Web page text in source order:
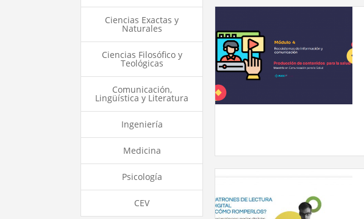
Ciencias Exactas y
Naturales
Ciencias Filosófico y
Teológicas
Comunicación,
Lingüística y Literatura
Ingeniería
Medicina
Psicología
CEV